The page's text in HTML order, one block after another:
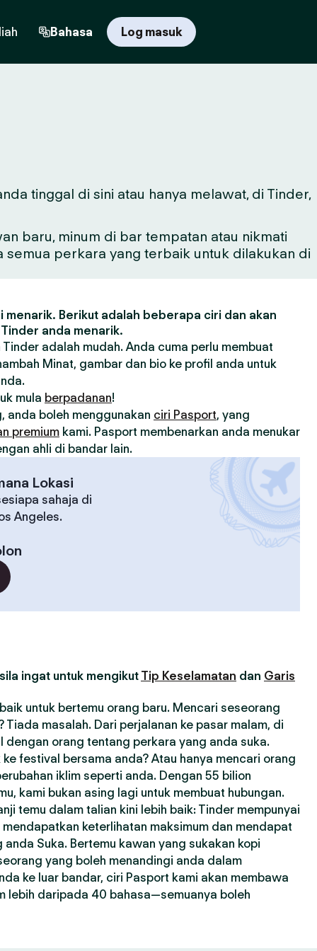
Bahasa Log masuk
tinggal di sini atau hanya melawat, di Tinder,
baru, minum di bar tempatan atau nikmati
perkara yang terbaik untuk dilakukan di
Berikut adalah beberapa ciri dan akan
anda menarik.
adalah mudah. Anda cuma perlu membuat
Minat, gambar dan bio ke profil anda untuk
mula berpadanan!
anda boleh menggunakan ciri Pasport, yang
premium kami. Pasport membenarkan anda menukar
ahli di bandar lain.
Lokasi
sahaja di
Angeles.
ingat untuk mengikut Tip Keselamatan dan Garis
untuk bertemu orang baru. Mencari seseorang
Tiada masalah. Dari perjalanan ke pasar malam, di
dengan orang tentang perkara yang anda suka.
festival bersama anda? Atau hanya mencari orang
iklim seperti anda. Dengan 55 bilion
kami bukan asing lagi untuk membuat hubungan.
temu dalam talian kini lebih baik: Tinder mempunyai
keterlihatan maksimum dan mendapat
Suka. Bertemu kawan yang sukakan kopi
yang boleh menandingi anda dalam
ke luar bandar, ciri Pasport kami akan membawa
lebih daripada 40 bahasa—semuanya boleh